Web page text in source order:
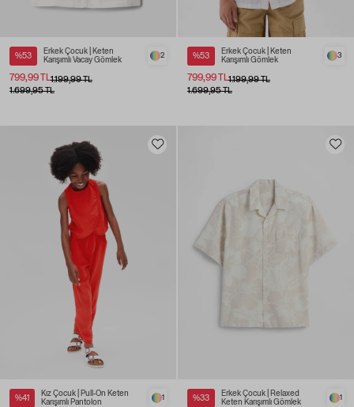
%53
Erkek Çocuk | Keten
Karışımlı Vacay Gömlek
1.199,99 TL
799,99 TL
2
1.699,95 TL
%53
Erkek Çocuk | Keten
Karışımlı Gömlek
1.199,99 TL
799,99 TL
3
1.699,95 TL
%41
Kız Çocuk | Pull-On Keten
Karışımlı Pantolon
1 %33
Erkek Çocuk | Relaxed
Keten Karışımlı Gömlek
1